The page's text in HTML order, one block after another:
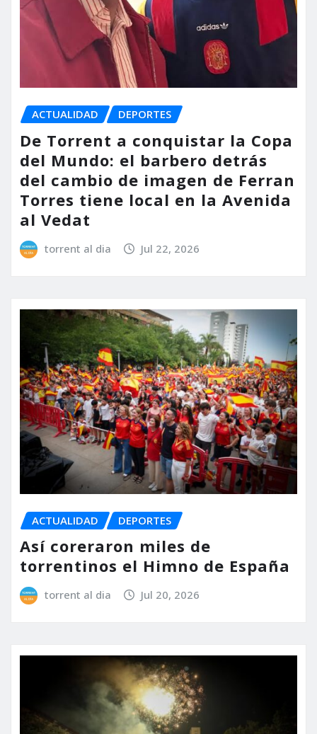
ACTUALIDAD DEPORTES
De Torrent a conquistar la Copa
del Mundo: el barbero detrás
del cambio de imagen de Ferran
Torres tiene local en la Avenida
al Vedat
torrent al dia Jul 22, 2026
ACTUALIDAD DEPORTES
Así coreraron miles de
torrentinos el Himno de España
torrent al dia Jul 20, 2026